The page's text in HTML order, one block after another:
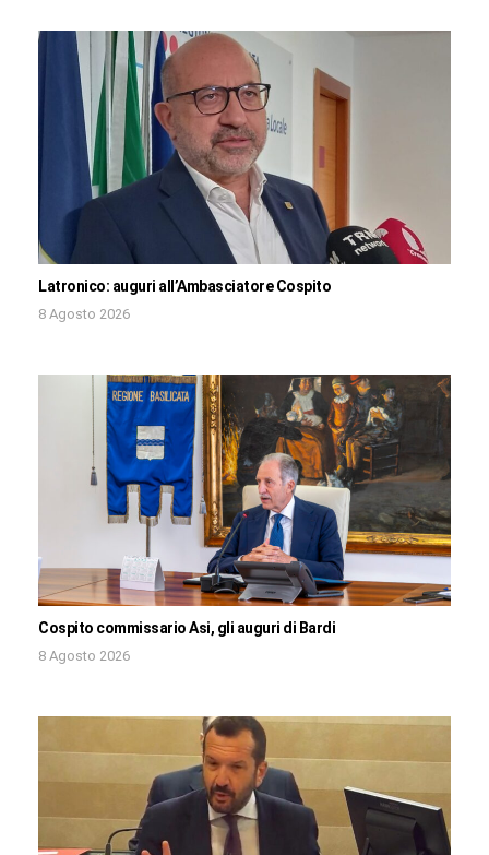
Latronico: auguri all’Ambasciatore Cospito
8 Agosto 2026
Cospito commissario Asi, gli auguri di Bardi
8 Agosto 2026